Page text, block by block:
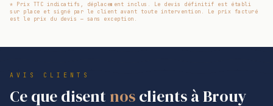
* Prix TTC indicatifs, déplacement inclus. Le devis définitif est établi
sur place et signé par le client avant toute intervention. Le prix facturé
est le prix du devis — sans exception.
AVIS CLIENTS
Ce que disent nosclients à Brouy